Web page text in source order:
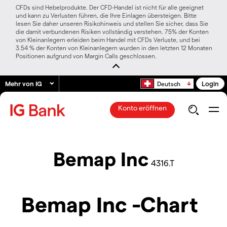
CFDs sind Hebelprodukte. Der CFD-Handel ist nicht für alle geeignet
und kann zu Verlusten führen, die Ihre Einlagen übersteigen. Bitte
lesen Sie daher unseren Risikohinweis und stellen Sie sicher, dass Sie
die damit verbundenen Risiken vollständig verstehen. 75% der Konten
von Kleinanlegern erleiden beim Handel mit CFDs Verluste, und bei
3.54 % der Konten von Kleinanlegern wurden in den letzten 12 Monaten
Positionen aufgrund von Margin Calls geschlossen.
Mehr von IG Deutsch Login
Konto eröffnen
Bemap Inc 4316.T
Bemap Inc -Chart